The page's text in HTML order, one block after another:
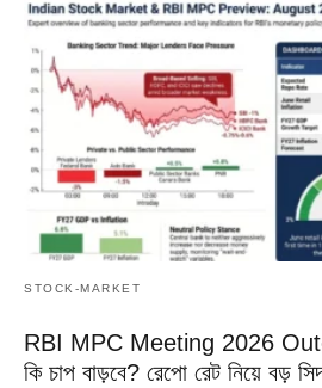
STOCK-MARKET
RBI MPC Meeting 2026
কি চাপ বাড়বে? রেপো রেট নিয়ে বড়